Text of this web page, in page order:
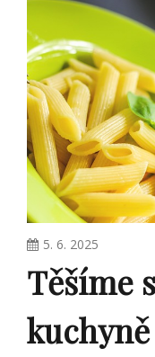
5. 6. 2025
Těšíme
kuchyně